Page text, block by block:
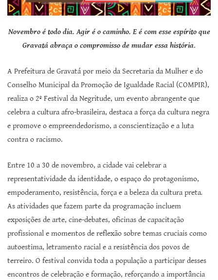
Novembro é todo dia. Agir é o caminho. E é com esse espírito que
Gravatá abraça o compromisso de mudar essa história.
A Prefeitura de Gravatá por meio da Secretaria da Mulher e do
Conselho Municipal da Promoção de Igualdade Racial (COMPIR),
realiza o 2º Festival da Negritude, um evento abrangente que
celebra a cultura afro-brasileira, destaca a força da cultura negra
e promove o empreendedorismo, a conscientização e a luta
contra o racismo.
Entre 10 a 30 de novembro, a cidade vai celebrar a
representatividade da identidade, o espaço do protagonismo,
empoderamento, resistência, força e a beleza da cultura preta.
As atividades que fazem parte da programação incluem
exposições de arte, cine-debates, oficinas de capacitação
profissional e momentos de reflexão sobre temas cruciais como
autoestima, letramento racial e a resistência dos povos de
terreiro. O festival convida toda a população a participar desses
encontros de celebração e formação, reforçando a importância